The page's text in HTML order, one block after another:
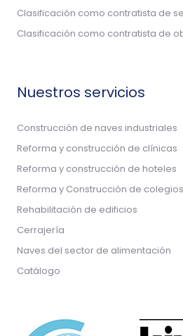
Clasificación como contratista de
Clasificación como contratista de
Nuestros servicios
Construcción de naves industriales
Reforma y construcción de clínicas
Reforma y construcción de hoteles
Reforma y Construcción de colegios
Rehabilitación de edificios
Cerrajería
Naves del sector de alimentación
Catálogo